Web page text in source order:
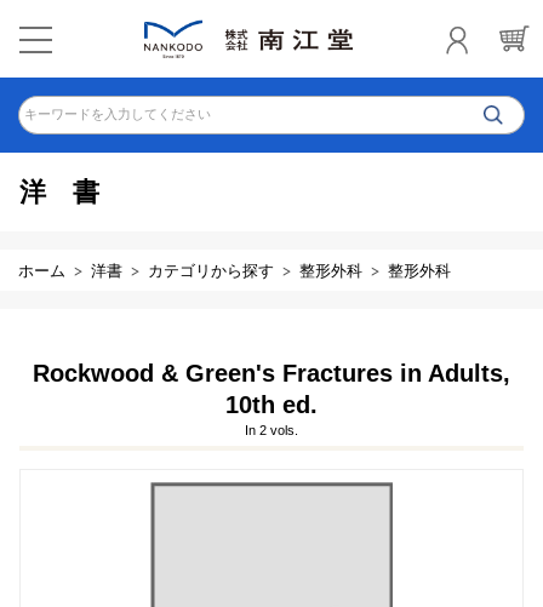
キーワードを入力してください
洋書
ホーム 洋書 カテゴリから探す 整形外科 整形外科
Rockwood & Green's Fractures in Adults,
10th ed.
In 2 vols.